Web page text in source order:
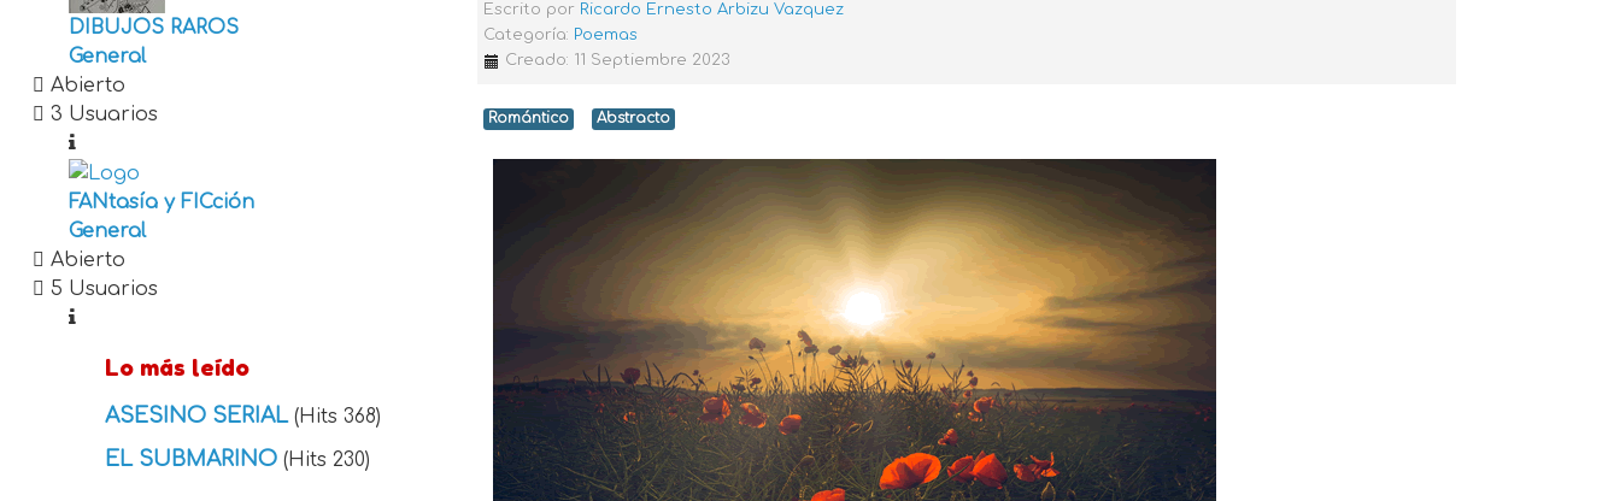
Escrito por Ricardo Ernesto Arbizu Vazquez
Categoría: Poemas
Creado: 11 Septiembre 2023
Romántico Abstracto
DIBUJOS RAROS
General
Abierto
3 Usuarios
FANtasía y FICción
General
Abierto
5 Usuarios
Lo más leído
ASESINO SERIAL (Hits 368)
EL SUBMARINO (Hits 230)